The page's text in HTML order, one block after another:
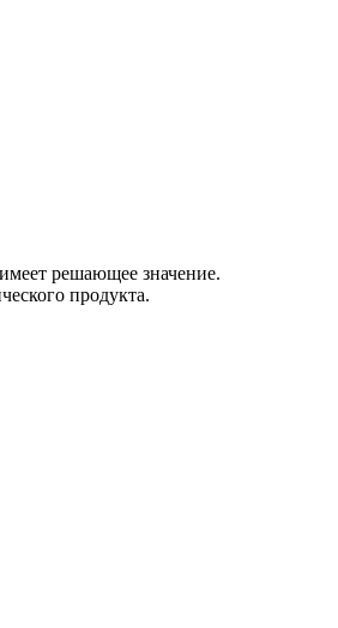
решающее значение.
продукта.